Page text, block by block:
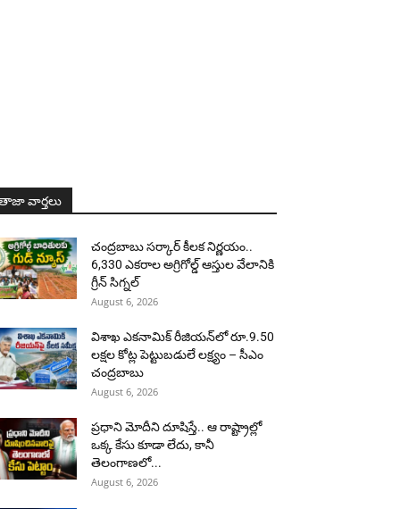
వార్తలు
చంద్రబాబు సర్కార్ కీలక నిర్ణయం..
6,330 ఎకరాల అగ్రిగోల్డ్ ఆస్తుల వేలానికి
గ్రీన్ సిగ్నల్
August 6, 2026
విశాఖ ఎకనామిక్ రీజియన్‌లో రూ.9.50
లక్షల కోట్ల పెట్టుబడులే లక్ష్యం – సీఎం
చంద్రబాబు
August 6, 2026
ప్రధాని మోదీని దూషిస్తే.. ఆ రాష్ట్రాల్లో
ఒక్క కేసు కూడా లేదు, కానీ
తెలంగాణలో...
August 6, 2026